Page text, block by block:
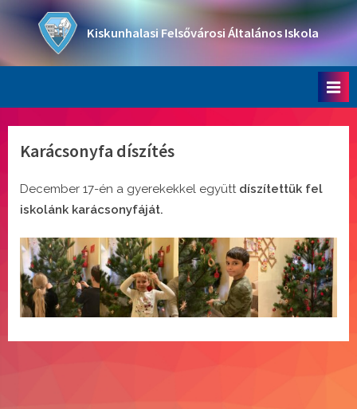
content
Kiskunhalasi Felsővárosi Általános Iskola
Karácsonyfa díszítés
December 17-én a gyerekekkel együtt díszítettük fel
iskolánk karácsonyfáját.